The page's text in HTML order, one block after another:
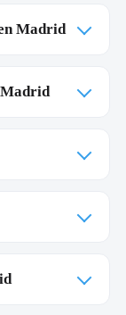
Madrid
Madrid